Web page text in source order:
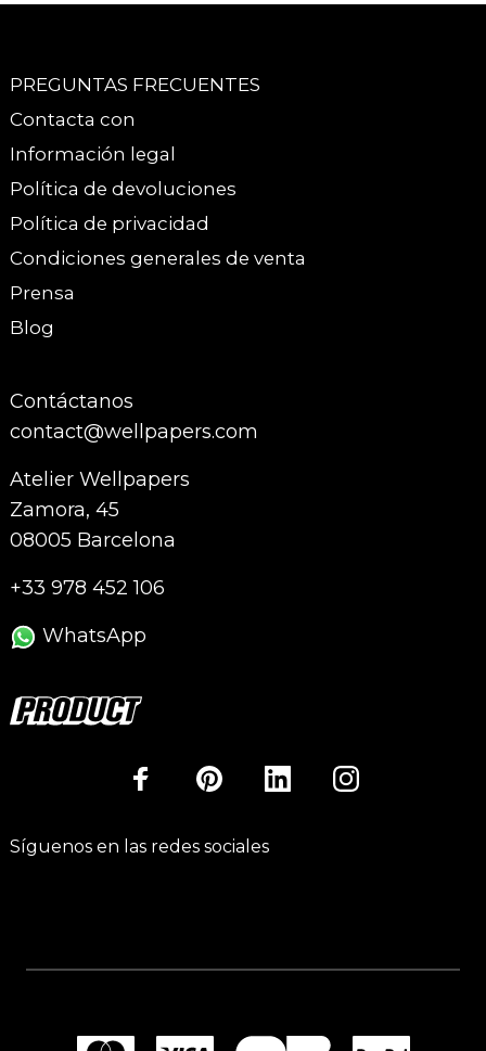
PREGUNTAS FRECUENTES
Contacta con
Información legal
Política de devoluciones
Política de privacidad
Condiciones generales de venta
Prensa
Blog
Contáctanos
contact@wellpapers.com
Atelier Wellpapers
Zamora, 45
08005 Barcelona
+33 978 452 106
WhatsApp
Síguenos en las redes sociales